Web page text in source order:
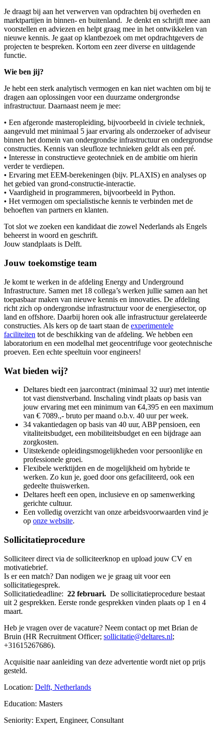
Je draagt bij aan het verwerven van opdrachten bij overheden en
marktpartijen in binnen- en buitenland. Je denkt en schrijft mee aan
voorstellen en adviezen en helpt graag mee in het ontwikkelen van
nieuwe kennis. Je gaat op klantbezoek om met opdrachtgevers de
projecten te bespreken. Kortom een zeer diverse en uitdagende
functie.
Wie ben jij?
Je hebt een sterk analytisch vermogen en kan niet wachten om bij te
dragen aan oplossingen voor een duurzame ondergrondse
infrastructuur. Daarnaast neem je mee:
• Een afgeronde masteropleiding, bijvoorbeeld in civiele techniek,
aangevuld met minimaal 5 jaar ervaring als onderzoeker of adviseur
binnen het domein van ondergrondse infrastructuur en ondergrondse
constructies. Kennis van sleufloze technieken geldt als een pré.
• Interesse in constructieve geotechniek en de ambitie om hierin
verder te verdiepen.
• Ervaring met EEM-berekeningen (bijv. PLAXIS) en analyses op
het gebied van grond-constructie-interactie.
• Vaardigheid in programmeren, bijvoorbeeld in Python.
• Het vermogen om specialistische kennis te verbinden met de
behoeften van partners en klanten.
Tot slot we zoeken een kandidaat die zowel Nederlands als Engels
beheerst in woord en geschrift.
Jouw standplaats is Delft.
Jouw toekomstige team
Je komt te werken in de afdeling Energy and Underground
Infrastructure. Samen met 18 collega’s werken jullie samen aan het
toepasbaar maken van nieuwe kennis en innovaties. De afdeling
richt zich op ondergrondse infrastructuur voor de energiesector, op
land en offshore. Daarbij horen ook alle infrastructuur gerelateerde
constructies. Als kers op de taart staan de experimentele
faciliteiten tot de beschikking van de afdeling. We hebben een
laboratorium en een modelhal met geocentrifuge voor geotechnische
proeven. Een echte speeltuin voor engineers!
Wat bieden wij?
Deltares biedt een jaarcontract (minimaal 32 uur) met intentie
tot vast dienstverband. Inschaling vindt plaats op basis van
jouw ervaring met een minimum van €4,395 en een maximum
van € 7089.,- bruto per maand o.b.v. 40 uur per week.
34 vakantiedagen op basis van 40 uur, ABP pensioen, een
vitaliteitsbudget, een mobiliteitsbudget en een bijdrage aan
zorgkosten.
Uitstekende opleidingsmogelijkheden voor persoonlijke en
professionele groei.
Flexibele werktijden en de mogelijkheid om hybride te
werken. Zo kun je, goed door ons gefaciliteerd, ook een
gedeelte thuiswerken.
Deltares heeft een open, inclusieve en op samenwerking
gerichte cultuur.
Een volledig overzicht van onze arbeidsvoorwaarden vind je
op onze website.
Sollicitatieprocedure
Solliciteer direct via de solliciteerknop en upload jouw CV en
motivatiebrief.
Is er een match? Dan nodigen we je graag uit voor een
sollicitatiegesprek.
Sollicitatiedeadline: 22 februari. De sollicitatieprocedure bestaat
uit 2 gesprekken. Eerste ronde gesprekken vinden plaats op 1 en 4
maart.
Heb je vragen over de vacature? Neem contact op met Brian de
Bruin (HR Recruitment Officer; sollicitatie@deltares.nl;
+31615267686).
Acquisitie naar aanleiding van deze advertentie wordt niet op prijs
gesteld.
Location: Delft, Netherlands
Education: Masters
Seniority: Expert, Engineer, Consultant